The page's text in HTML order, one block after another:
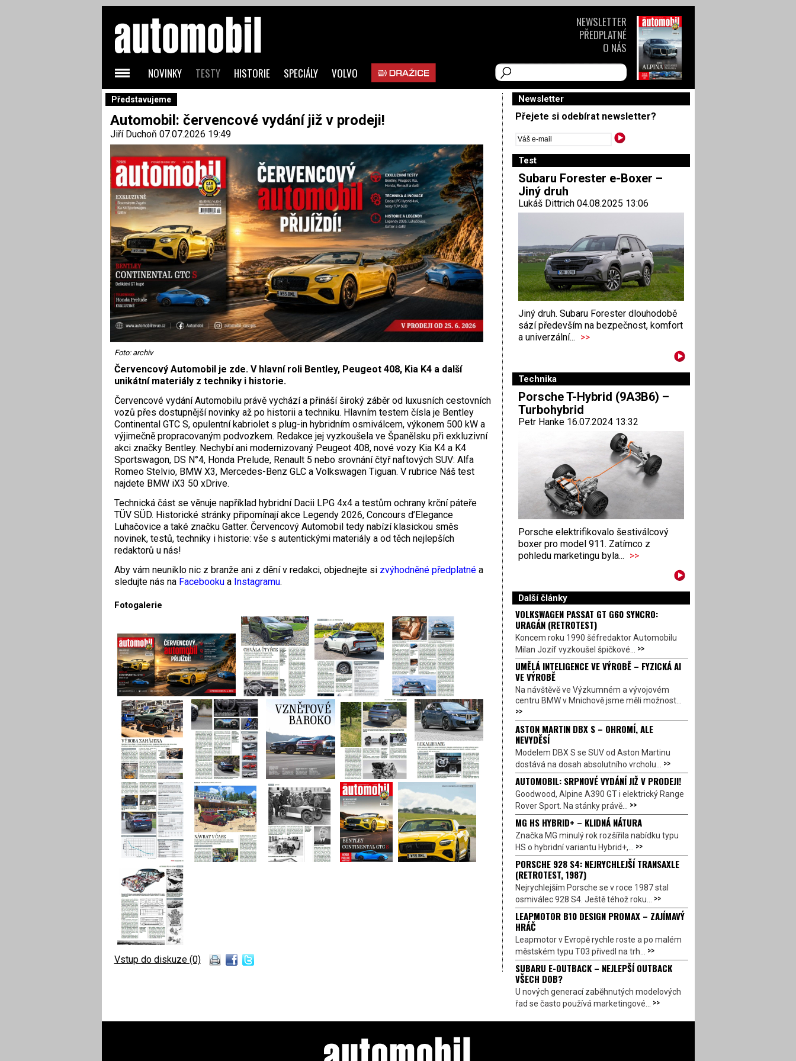
Představujeme
Automobil: červencové vydání již v prodeji!
Jiří Duchoň 07.07.2026 19:49
Foto: archiv
Červencový Automobil je zde. V hlavní roli Bentley, Peugeot 408, Kia K4 a další
unikátní materiály z techniky i historie.
Červencové vydání Automobilu právě vychází a přináší široký záběr od luxusních cestovních
vozů přes dostupnější novinky až po historii a techniku. Hlavním testem čísla je Bentley
Continental GTC S, opulentní kabriolet s plug-in hybridním osmiválcem, výkonem 500 kW a
výjimečně propracovaným podvozkem. Redakce jej vyzkoušela ve Španělsku při exkluzivní
akci značky Bentley. Nechybí ani modernizovaný Peugeot 408, nové vozy Kia K4 a K4
Sportswagon, DS N°4, Honda Prelude, Renault 5 nebo srovnání čtyř naftových SUV: Alfa
Romeo Stelvio, BMW X3, Mercedes-Benz GLC a Volkswagen Tiguan. V rubrice Náš test
najdete BMW iX3 50 xDrive.
Technická část se věnuje například hybridní Dacii LPG 4x4 a testům ochrany krční páteře
TÜV SÜD. Historické stránky připomínají akce Legendy 2026, Concours d’Elegance
Luhačovice a také značku Gatter. Červencový Automobil tedy nabízí klasickou směs
novinek, testů, techniky i historie: vše s autentickými materiály a od těch nejlepších
redaktorů u nás!
Aby vám neuniklo nic z branže ani z dění v redakci, objednejte si zvýhodněné předplatnéa
sledujte nás na Facebookua Instagramu.
Fotogalerie
Vstup do diskuze (0)
Newsletter
Přejete si odebírat newsletter?
Test
Subaru Forester e-Boxer –
Jiný druh
Lukáš Dittrich 04.08.2025 13:06
Jiný druh. Subaru Forester dlouhodobě
sází především na bezpečnost, komfort
a univerzální... >>
Technika
Porsche T-Hybrid (9A3B6) –
Turbohybrid
Petr Hanke 16.07.2024 13:32
Porsche elektrifikovalo šestiválcový
boxer pro model 911. Zatímco z
pohledu marketingu byla... >>
Další články
VOLKSWAGEN PASSAT GT G60 SYNCRO:
URAGÁN (RETROTEST)
Koncem roku 1990 šéfredaktor Automobilu
Milan Jozíf vyzkoušel špičkové... >>
UMĚLÁ INTELIGENCE VE VÝROBĚ – FYZICKÁ AI
VE VÝROBĚ
Na návštěvě ve Výzkumném a vývojovém
centru BMW v Mnichově jsme měli možnost...
>>
ASTON MARTIN DBX S – OHROMÍ, ALE
NEVYDĚSÍ
Modelem DBX S se SUV od Aston Martinu
dostává na dosah absolutního vrcholu... >>
AUTOMOBIL: SRPNOVÉ VYDÁNÍ JIŽ V PRODEJI!
Goodwood, Alpine A390 GT i elektrický Range
Rover Sport. Na stánky právě... >>
MG HS HYBRID+ – KLIDNÁ NÁTURA
Značka MG minulý rok rozšířila nabídku typu
HS o hybridní variantu Hybrid+,... >>
PORSCHE 928 S4: NEJRYCHLEJŠÍ TRANSAXLE
(RETROTEST, 1987)
Nejrychlejším Porsche se v roce 1987 stal
osmiválec 928 S4. Ještě téhož roku... >>
LEAPMOTOR B10 DESIGN PROMAX – ZAJÍMAVÝ
HRÁČ
Leapmotor v Evropě rychle roste a po malém
městském typu T03 přivedl na trh... >>
SUBARU E-OUTBACK – NEJLEPŠÍ OUTBACK
VŠECH DOB?
U nových generací zaběhnutých modelových
řad se často používá marketingové... >>
NOVINKY TESTY HISTORIE SPECIÁLY VOLVO
NEWSLETTER
PŘEDPLATNÉ
O NÁS